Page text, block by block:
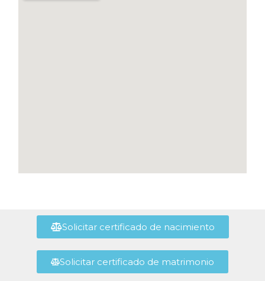
Solicitar certificado de nacimiento
Solicitar certificado de matrimonio